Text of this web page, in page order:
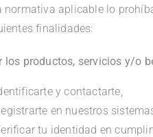
normativa aplicable lo
finalidades:
los productos, servicios y/o
y contactarte,
en nuestros
tu identidad en